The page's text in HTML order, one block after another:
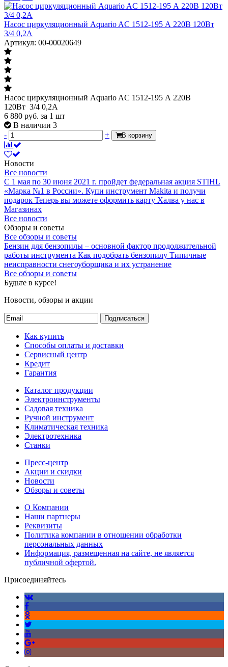
Насос циркуляционный Aquario AC 1512-195 А 220В 120Вт
3/4 0,2А
Артикул: 00-00020649
Насос циркуляционный Aquario AC 1512-195 А 220В
120Вт 3/4 0,2А
6 880 руб. за 1 шт
В наличии 3
-
+ В корзину
Новости
Все новости
С 1 мая по 30 июня 2021 г. пройдет федеральная акция STIHL
«Марка №1 в России». Купи инструмент Makita и получи
подарок Теперь вы можете оформить карту Халва у нас в
Магазинах
Все новости
Обзоры и советы
Все обзоры и советы
Бензин для бензопилы – основной фактор продолжительной
работы инструмента Как подобрать бензопилу Типичные
неисправности снегоуборщика и их устранение
Все обзоры и советы
Будьте в курсе!
Новости, обзоры и акции
Подписаться
Как купить
Способы оплаты и доставки
Сервисный центр
Кредит
Гарантия
Каталог продукции
Электроинструменты
Садовая техника
Ручной инструмент
Климатическая техника
Электротехника
Станки
Пресс-центр
Акции и скидки
Новости
Обзоры и советы
О Компании
Наши партнеры
Реквизиты
Политика компании в отношении обработки
персональных данных
Информация, размещенная на сайте, не является
публичной офертой.
Присоединяйтесь